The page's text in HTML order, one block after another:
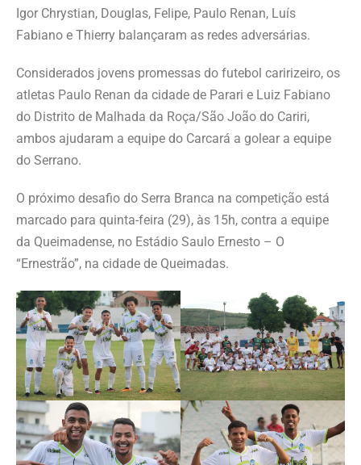
Igor Chrystian, Douglas, Felipe, Paulo Renan, Luís
Fabiano e Thierry balançaram as redes adversárias.
Considerados jovens promessas do futebol caririzeiro, os
atletas Paulo Renan da cidade de Parari e Luiz Fabiano
do Distrito de Malhada da Roça/São João do Cariri,
ambos ajudaram a equipe do Carcará a golear a equipe
do Serrano.
O próximo desafio do Serra Branca na competição está
marcado para quinta-feira (29), às 15h, contra a equipe
da Queimadense, no Estádio Saulo Ernesto – O
“Ernestrão”, na cidade de Queimadas.